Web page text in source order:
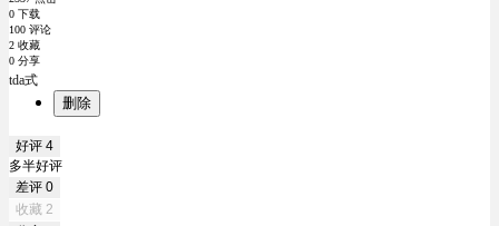
0 下载
100 评论
2 收藏
0 分享
tda式
删除
好评 4
多半好评
差评 0
收藏 2